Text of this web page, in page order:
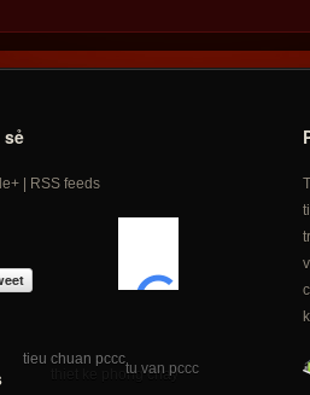
sẻ
| RSS feeds
tieu chuan pccc
tu van pccc
thiet ke phong chay